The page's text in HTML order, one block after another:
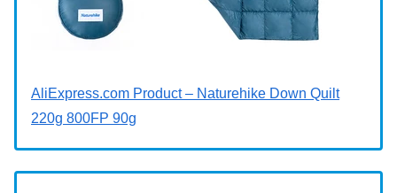
AliExpress.com Product – Naturehike Down Quilt
220g 800FP 90g